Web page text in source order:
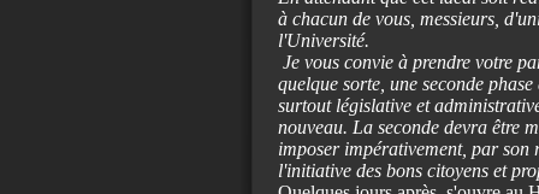
à chacun de vous, messieurs,
l'Université.
Je vous convie à prendre votre
quelque sorte, une seconde
surtout législative et
nouveau. La seconde devra être
imposer impérativement, par son
l'initiative des bons citoyens et